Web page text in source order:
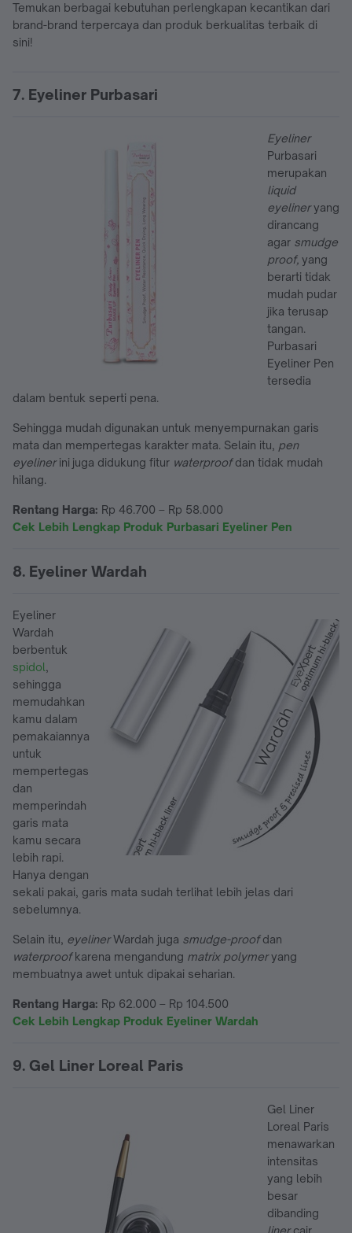
Temukan berbagai kebutuhan perlengkapan kecantikan dari
brand-brand terpercaya dan produk berkualitas terbaik di
sini!
7. Eyeliner Purbasari
Eyeliner
Purbasari
merupakan
liquid
eyelineryang
dirancang
agar smudge
proof, yang
berarti tidak
mudah pudar
jika terusap
tangan.
Purbasari
Eyeliner Pen
tersedia
dalam bentuk seperti pena.
Sehingga mudah digunakan untuk menyempurnakan garis
mata dan mempertegas karakter mata. Selain itu, pen
eyelinerini juga didukung fitur waterproofdan tidak mudah
hilang.
Rentang Harga: Rp 46.700 – Rp 58.000
Cek Lebih Lengkap Produk Purbasari Eyeliner Pen
8. Eyeliner Wardah
Eyeliner
Wardah
berbentuk
spidol,
sehingga
memudahkan
kamu dalam
pemakaiannya
untuk
mempertegas
dan
memperindah
garis mata
kamu secara
lebih rapi.
Hanya dengan
sekali pakai, garis mata sudah terlihat lebih jelas dari
sebelumnya.
Selain itu, eyelinerWardah juga smudge-proofdan
waterproofkarena mengandung matrix polymeryang
membuatnya awet untuk dipakai seharian.
Rentang Harga: Rp 62.000 – Rp 104.500
Cek Lebih Lengkap Produk Eyeliner Wardah
9. Gel Liner Loreal Paris
Gel Liner
Loreal Paris
menawarkan
intensitas
yang lebih
besar
dibanding